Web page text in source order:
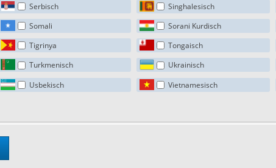
Serbisch
Singhalesisch
Somali
Sorani Kurdisch
Tigrinya
Tongaisch
Turkmenisch
Ukrainisch
Usbekisch
Vietnamesisch